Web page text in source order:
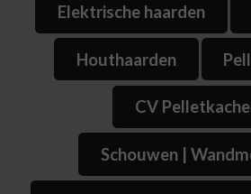
Elektrische haarden
Houthaarden
CV
Schouwen |